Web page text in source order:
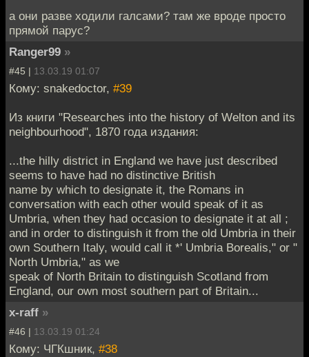
а они разве ходили галсами? там же вроде просто
прямой парус?
Ranger99 »
#45 | 13.03.19 01:07
Кому: snakedoctor, #39
Из книги "Researches into the history of Welton and its
neighbourhood", 1870 года издания:
...the hilly district in England we have just described
seems to have had no distinctive British
name by which to designate it, the Romans in
conversation with each other would speak of it as
Umbria, when they had occasion to designate it at all ;
and in order to distinguish it from the old Umbria in their
own Southern Italy, would call it *' Umbria Borealis," or "
North Umbria," as we
speak of North Britain to distinguish Scotland from
England, our own most southern part of Britain...
x-raff »
#46 | 13.03.19 01:24
Кому: ЧГКшник, #38